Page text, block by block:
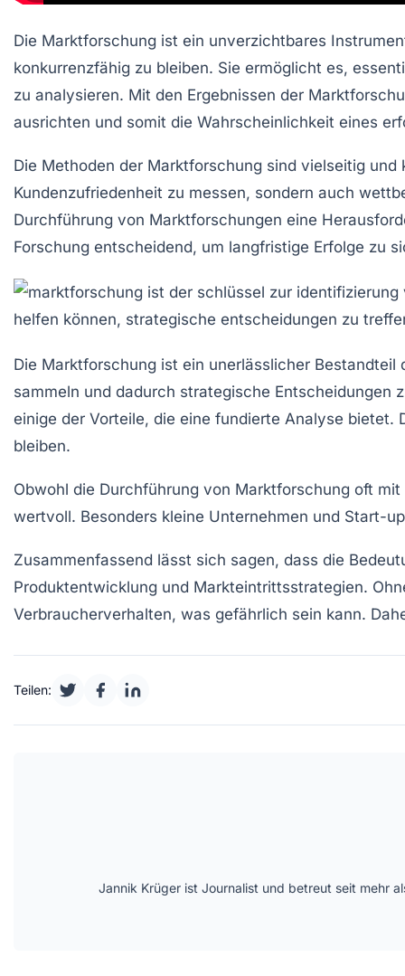
Die Marktforschung ist ein unverzichtbares
konkurrenzfähig zu bleiben. Sie ermöglicht es,
zu analysieren. Mit den Ergebnissen der
ausrichten und somit die Wahrscheinlichkeit eines
Die Methoden der Marktforschung sind vielseitig
Kundenzufriedenheit zu messen, sondern auch
Durchführung von Marktforschungen eine
Forschung entscheidend, um langfristige Erfolge zu
Die Marktforschung ist ein unerlässlicher
sammeln und dadurch strategische Entscheidungen
einige der Vorteile, die eine fundierte Analyse
bleiben.
Obwohl die Durchführung von Marktforschung oft
wertvoll. Besonders kleine Unternehmen und Start-
Zusammenfassend lässt sich sagen, dass die
Produktentwicklung und Markteintrittsstrategien.
Verbraucherverhalten, was gefährlich sein kann.
Teilen:
Jannik Krüger ist Journalist und betreut seit mehr